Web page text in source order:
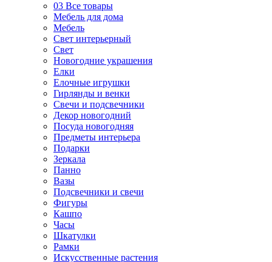
03 Все товары
Мебель для дома
Мебель
Свет интерьерный
Свет
Новогодние украшения
Елки
Елочные игрушки
Гирлянды и венки
Свечи и подсвечники
Декор новогодний
Посуда новогодняя
Предметы интерьера
Подарки
Зеркала
Панно
Вазы
Подсвечники и свечи
Фигуры
Кашпо
Часы
Шкатулки
Рамки
Искусственные растения